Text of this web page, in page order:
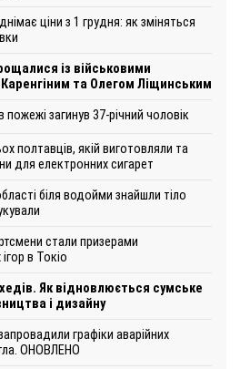
ціни з 1 грудня: як зміняться
із військовими
та Олегом Ліщинським
пожежі загинув 37-річний чоловік
полтавців, якій виготовляли та
для електронних сигарет
біля водойми знайшли тіло
стали призерами
в Токіо
Як відновлюється сумське
і дизайну
графіки аварійних
ОНОВЛЕНО